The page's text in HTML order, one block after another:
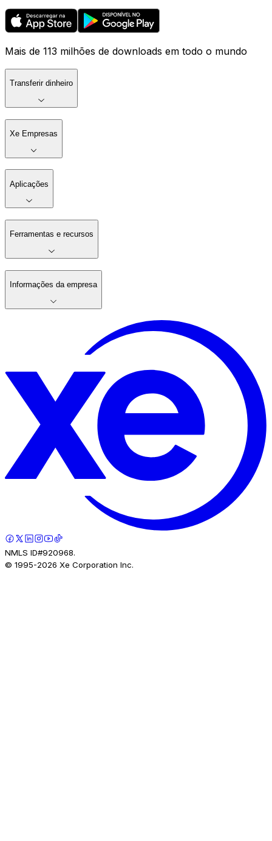
Mais de 113 milhões de downloads em todo o mundo
Transferir dinheiro
Xe Empresas
Aplicações
Ferramentas e recursos
Informações da empresa
NMLS ID#920968.
© 1995-2026 Xe Corporation Inc.